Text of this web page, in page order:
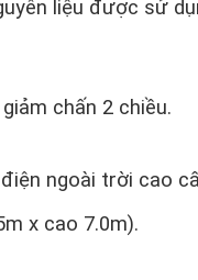
liệu được sử
chấn 2 chiều.
ngoài trời cao
x cao 7.0m).